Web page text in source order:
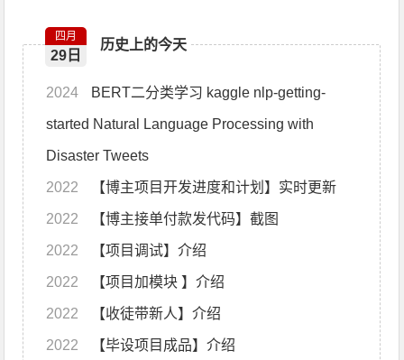
历史上的今天
四月
29日
2024
started Natural Language Processing with
Disaster Tweets
2022 【博主项目开发进度和计划】实时更新
2022 【博主接单付款发代码】截图
2022 【项目调试】介绍
2022 【项目加模块 】介绍
2022 【收徒带新人】介绍
2022 【毕设项目成品】介绍